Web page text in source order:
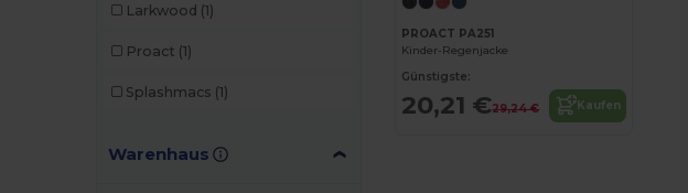
Larkwood (1)
Proact (1)
Splashmacs (1)
Warenhaus
PROACT PA251
Kinder-Regenjacke
Günstigste:
20,21 €29,24 € Kaufen